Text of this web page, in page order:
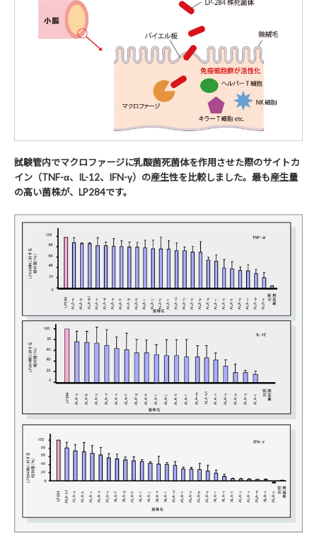
試験管内でマクロファージに乳酸菌死菌体を作用させた際のサイトカ
イン（TNF-α、IL-12、IFN-γ）の産生性を比較しました。最も産生量
の高い菌株が、LP284です。